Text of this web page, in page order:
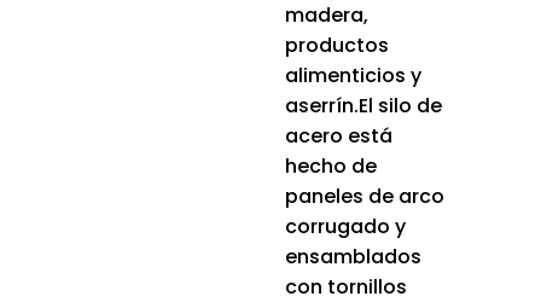
madera,
productos
alimenticios y
aserrín.El silo de
acero está
hecho de
paneles de arco
corrugado y
ensamblados
con tornillos